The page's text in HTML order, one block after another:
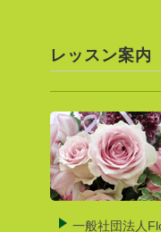
レッスン案内
一般社団法人